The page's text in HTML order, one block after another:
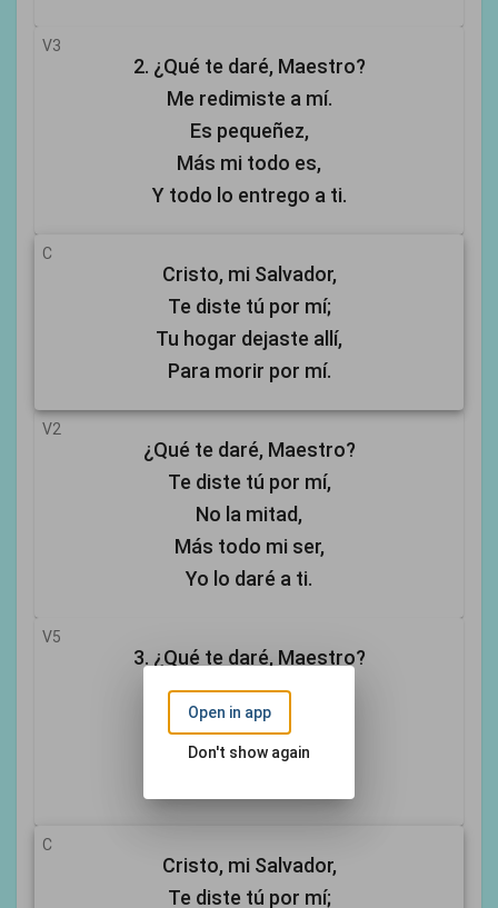
V3
2. ¿Qué te daré, Maestro?
Me redimiste a mí.
Es pequeñez,
Más mi todo es,
Y todo lo entrego a ti.
C
Cristo, mi Salvador,
Te diste tú por mí;
Tu hogar dejaste allí,
Para morir por mí.
V2
¿Qué te daré, Maestro?
Te diste tú por mí,
No la mitad,
Más todo mi ser,
Yo lo daré a ti.
V5
3. ¿Qué te daré, Maestro?
Divino donador.
Tiempo y vigor,
Talento y ardor
C
Cristo, mi Salvador,
Te diste tú por mí;
Open in app
Don't show again